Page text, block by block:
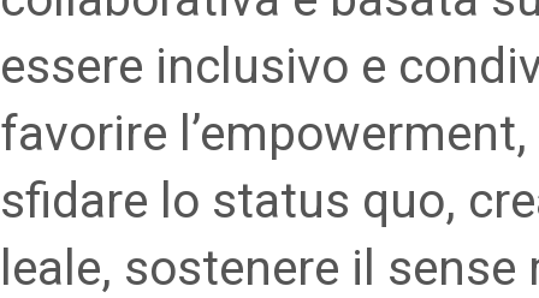
essere inclusivo e
favorire
sfidare lo status quo,
leale, sostenere il